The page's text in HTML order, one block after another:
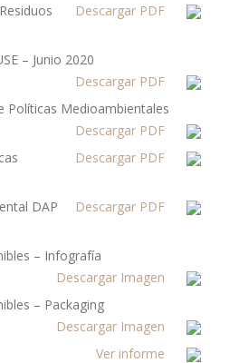
Descargar PDF
– Junio 2020
Descargar PDF
Políticas Medioambientales
Descargar PDF
Descargar PDF
DAP Descargar PDF
– Infografía
Descargar Imagen
– Packaging
Descargar Imagen
Ver informe